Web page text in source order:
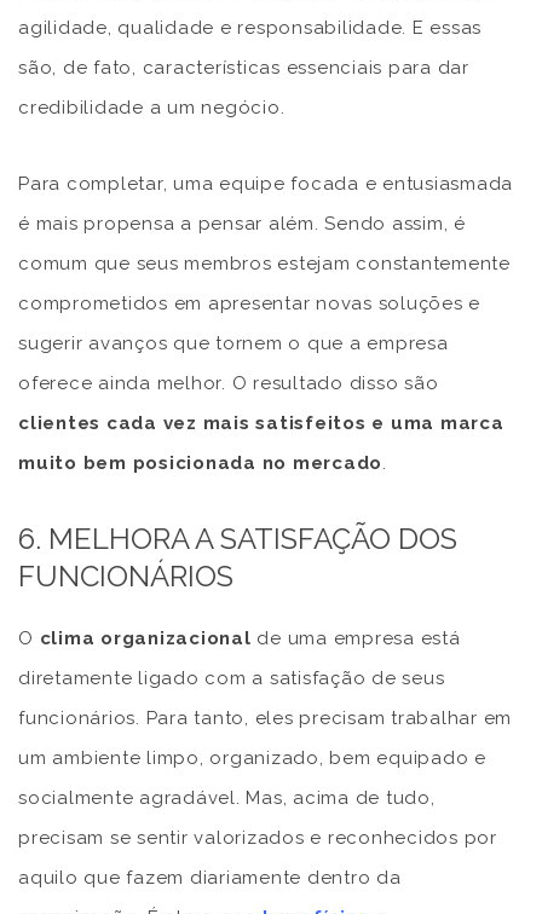
agilidade, qualidade e responsabilidade. E essas
são, de fato, características essenciais para dar
credibilidade a um negócio.
Para completar, uma equipe focada e entusiasmada
é mais propensa a pensar além. Sendo assim, é
comum que seus membros estejam constantemente
comprometidos em apresentar novas soluções e
sugerir avanços que tornem o que a empresa
oferece ainda melhor. O resultado disso são
clientes cada vez mais satisfeitos e uma marca
muito bem posicionada no mercado.
6. MELHORA A SATISFAÇÃO DOS
FUNCIONÁRIOS
O clima organizacional de uma empresa está
diretamente ligado com a satisfação de seus
funcionários. Para tanto, eles precisam trabalhar em
um ambiente limpo, organizado, bem equipado e
socialmente agradável. Mas, acima de tudo,
precisam se sentir valorizados e reconhecidos por
aquilo que fazem diariamente dentro da